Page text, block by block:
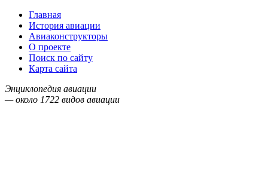
Главная
История авиации
Авиаконструкторы
О проекте
Поиск по сайту
Карта сайта
Энциклопедия авиации
— около 1722 видов авиации